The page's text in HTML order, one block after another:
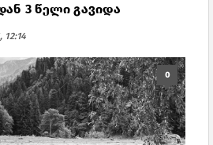
3 წელი გავიდა
12:14
0